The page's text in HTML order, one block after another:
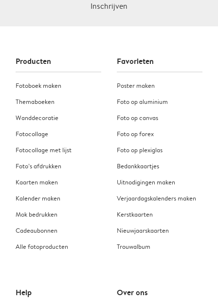
Inschrijven
Producten
Fotoboek maken
Themaboeken
Wanddecoratie
Fotocollage
Fotocollage met lijst
Foto’s afdrukken
Kaarten maken
Kalender maken
Mok bedrukken
Cadeaubonnen
Alle fotoproducten
Favorieten
Poster maken
Foto op aluminium
Foto op canvas
Foto op forex
Foto op plexiglas
Bedankkaartjes
Uitnodigingen maken
Verjaardagskalenders maken
Kerstkaarten
Nieuwjaarskaarten
Trouwalbum
Help Over ons